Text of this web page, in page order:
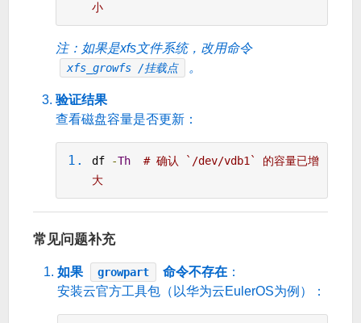
小
注：如果是xfs文件系统，改用命令
xfs_growfs /挂载点 。
验证结果
查看磁盘容量是否更新：
df -Th
# 确认 `/dev/vdb1` 的容量已增
大
常见问题补充
如果 growpart 命令不存在 ：
安装云官方工具包（以华为云EulerOS为例）：